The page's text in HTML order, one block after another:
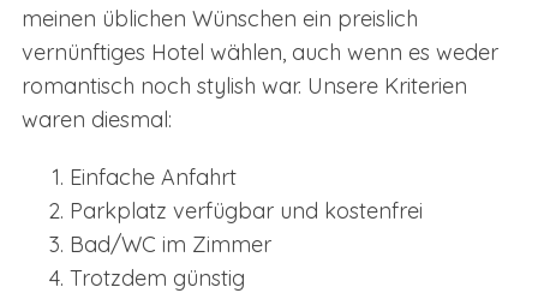
meinen üblichen Wünschen ein preislich
vernünftiges Hotel wählen, auch wenn es weder
romantisch noch stylish war. Unsere Kriterien
waren diesmal:
Einfache Anfahrt
Parkplatz verfügbar und kostenfrei
Bad/WC im Zimmer
Trotzdem günstig